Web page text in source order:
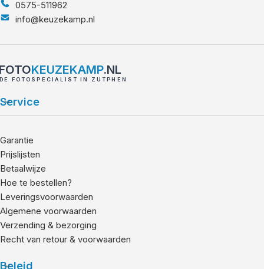
0575-511962
info@keuzekamp.nl
KEUZEKAMP.NL
DE FOTOSPECIALIST IN ZUTPHEN
Service
Garantie
Prijslijsten
Betaalwijze
Hoe te bestellen?
Leveringsvoorwaarden
Algemene voorwaarden
Verzending & bezorging
Recht van retour & voorwaarden
Beleid